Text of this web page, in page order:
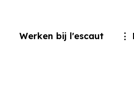
Werken bij l'escaut